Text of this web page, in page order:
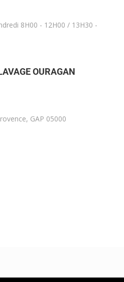
8H00 - 12H00 / 13H30 -
OURAGAN
GAP 05000